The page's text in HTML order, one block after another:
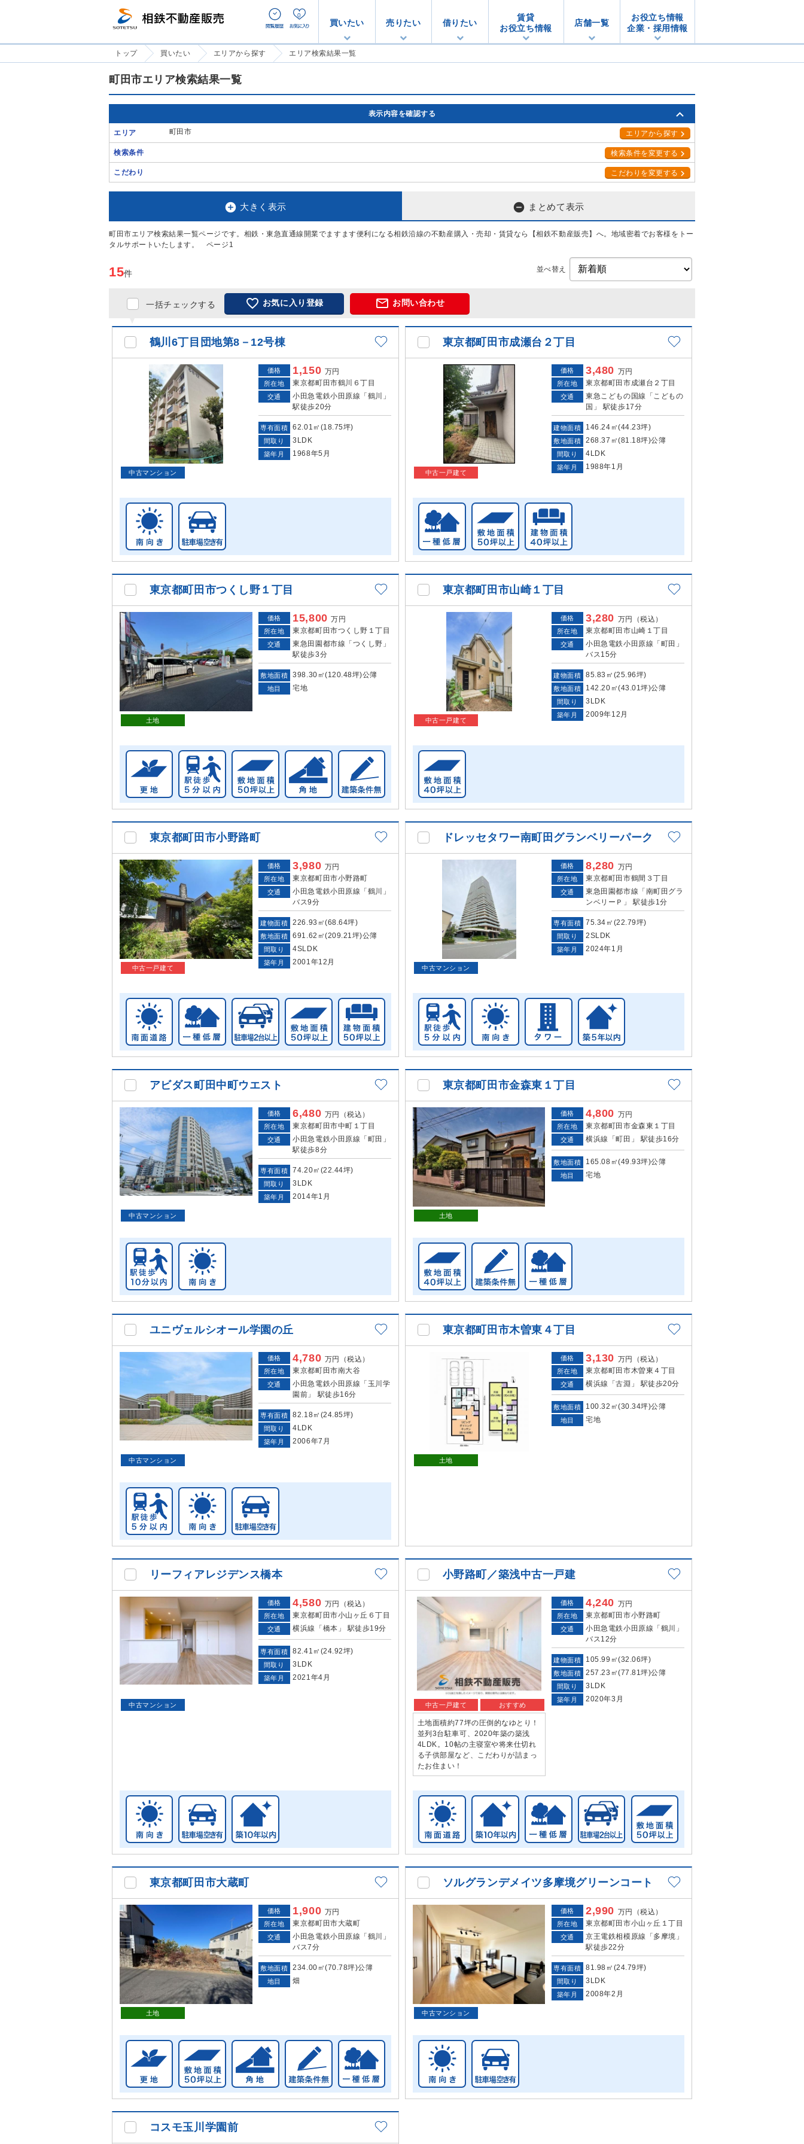
買いたい 売りたい 借りたい
賃貸
お役立ち情報
店舗一覧
お役立ち情報
企業・採用情報
0
トップ 買いたい エリアから探す エリア検索結果一覧
町田市エリア検索結果一覧
表示内容を確認する
エリア 町田市 エリアから探す
検索条件 検索条件を変更する
こだわり こだわりを変更する
 大きく表示  まとめて表示
町田市エリア検索結果一覧ページです。相鉄・東急直通線開業でますます便利になる相鉄沿線の不動産購入・売却・賃貸なら【相鉄不動産販売】へ。地域密着でお客様をトー
タルサポートいたします。 ページ1
並べ替え
一括チェックする  お気に入り登録  お問い合わせ
15件
鶴川6丁目団地第8－12号棟
中古マンション
価格 1,150 万円
所在地 東京都町田市鶴川６丁目
交通
小田急電鉄小田原線「鶴川」
駅徒歩20分
専有面積 62.01㎡(18.75坪)
間取り 3LDK
築年月 1968年5月
東京都町田市成瀬台２丁目
中古一戸建て
価格 3,480 万円
所在地 東京都町田市成瀬台２丁目
交通
東急こどもの国線「こどもの
国」 駅徒歩17分
建物面積 146.24㎡(44.23坪)
敷地面積 268.37㎡(81.18坪)公簿
間取り 4LDK
築年月 1988年1月
東京都町田市つくし野１丁目
土地
価格 15,800万円
所在地 東京都町田市つくし野１丁目
交通
東急田園都市線「つくし野」
駅徒歩3分
敷地面積 398.30㎡(120.48坪)公簿
地目 宅地
東京都町田市山崎１丁目
中古一戸建て
価格 3,280 万円（税込）
所在地 東京都町田市山崎１丁目
交通
小田急電鉄小田原線「町田」
バス15分
建物面積 85.83㎡(25.96坪)
敷地面積 142.20㎡(43.01坪)公簿
間取り 3LDK
築年月 2009年12月
東京都町田市小野路町
中古一戸建て
価格 3,980 万円
所在地 東京都町田市小野路町
交通
小田急電鉄小田原線「鶴川」
バス9分
建物面積 226.93㎡(68.64坪)
敷地面積 691.62㎡(209.21坪)公簿
間取り 4SLDK
築年月 2001年12月
ドレッセタワー南町田グランベリーパーク
中古マンション
価格 8,280 万円
所在地 東京都町田市鶴間３丁目
交通
東急田園都市線「南町田グラ
ンベリーＰ」 駅徒歩1分
専有面積 75.34㎡(22.79坪)
間取り 2SLDK
築年月 2024年1月
アビダス町田中町ウエスト
中古マンション
価格 6,480 万円（税込）
所在地 東京都町田市中町１丁目
交通
小田急電鉄小田原線「町田」
駅徒歩8分
専有面積 74.20㎡(22.44坪)
間取り 3LDK
築年月 2014年1月
東京都町田市金森東１丁目
土地
価格 4,800 万円
所在地 東京都町田市金森東１丁目
交通 横浜線「町田」 駅徒歩16分
敷地面積 165.08㎡(49.93坪)公簿
地目 宅地
ユニヴェルシオール学園の丘
中古マンション
価格 4,780 万円（税込）
所在地 東京都町田市南大谷
交通
小田急電鉄小田原線「玉川学
園前」 駅徒歩16分
専有面積 82.18㎡(24.85坪)
間取り 4LDK
築年月 2006年7月
東京都町田市木曽東４丁目
土地
価格 3,130 万円（税込）
所在地 東京都町田市木曽東４丁目
交通 横浜線「古淵」 駅徒歩20分
敷地面積 100.32㎡(30.34坪)公簿
地目 宅地
リーフィアレジデンス橋本
中古マンション
価格 4,580 万円（税込）
所在地 東京都町田市小山ヶ丘６丁目
交通 横浜線「橋本」 駅徒歩19分
専有面積 82.41㎡(24.92坪)
間取り 3LDK
築年月 2021年4月
小野路町／築浅中古一戸建
中古一戸建て おすすめ
土地面積約77坪の圧倒的なゆとり！
並列3台駐車可、2020年築の築浅
4LDK。10帖の主寝室や将来仕切れ
る子供部屋など、こだわりが詰まっ
たお住まい！
価格 4,240 万円
所在地 東京都町田市小野路町
交通
小田急電鉄小田原線「鶴川」
バス12分
建物面積 105.99㎡(32.06坪)
敷地面積 257.23㎡(77.81坪)公簿
間取り 3LDK
築年月 2020年3月
東京都町田市大蔵町
土地
価格 1,900 万円
所在地 東京都町田市大蔵町
交通
小田急電鉄小田原線「鶴川」
バス7分
敷地面積 234.00㎡(70.78坪)公簿
地目 畑
ソルグランデメイツ多摩境グリーンコート
中古マンション
価格 2,990 万円（税込）
所在地 東京都町田市小山ヶ丘１丁目
交通
京王電鉄相模原線「多摩境」
駅徒歩22分
専有面積 81.98㎡(24.79坪)
間取り 3LDK
築年月 2008年2月
コスモ玉川学園前